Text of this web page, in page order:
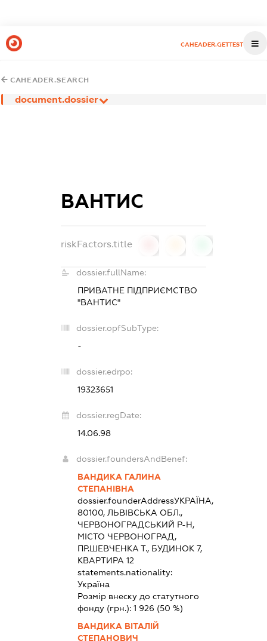
CAHEADER.GETTEST
CAHEADER.SEARCH
document.dossier
ВАНТИС
riskFactors.title
dossier.fullName:
ПРИВАТНЕ ПІДПРИЄМСТВО
"ВАНТИС"
dossier.opfSubType:
-
dossier.edrpo:
19323651
dossier.regDate:
14.06.98
dossier.foundersAndBenef:
ВАНДИКА ГАЛИНА
СТЕПАНІВНА
dossier.founderAddressУКРАЇНА,
80100, ЛЬВІВСЬКА ОБЛ.,
ЧЕРВОНОГРАДСЬКИЙ Р-Н,
МІСТО ЧЕРВОНОГРАД,
ПР.ШЕВЧЕНКА Т., БУДИНОК 7,
КВАРТИРА 12
statements.nationality:
Україна
Розмір внеску до статутного
фонду (грн.): 1 926 (50 %)
ВАНДИКА ВІТАЛІЙ
СТЕПАНОВИЧ